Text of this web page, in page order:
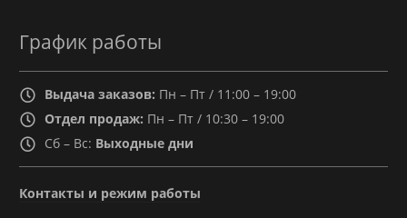
График работы
Выдача заказов: Пн – Пт / 11:00 – 19:00
Отдел продаж: Пн – Пт / 10:30 – 19:00
Сб – Вс: Выходные дни
Контакты и режим работы